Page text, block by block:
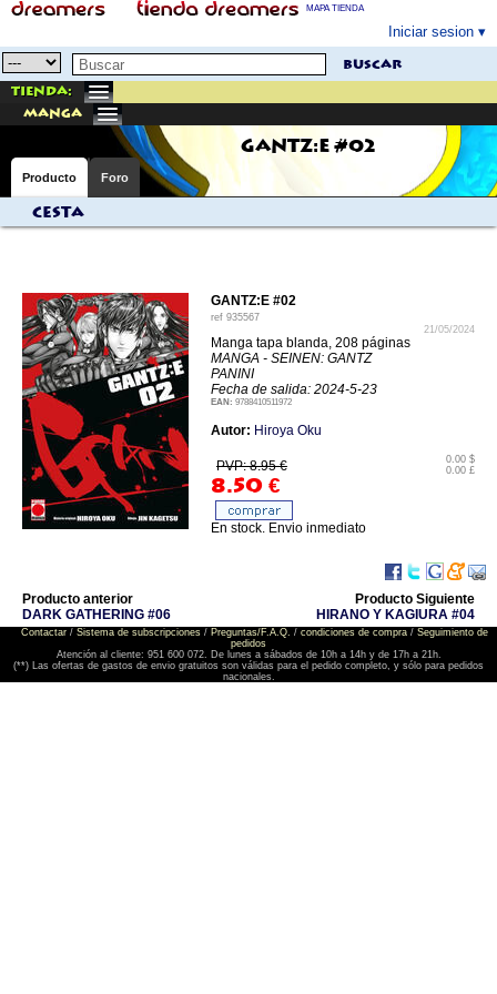
MAPA TIENDA
Iniciar sesion
buscar
Tienda:
manga
GANTZ:E #02
Producto Foro
Cesta
GANTZ:E #02
ref 935567
21/05/2024
Manga tapa blanda, 208 páginas
MANGA - SEINEN: GANTZ
PANINI
Fecha de salida: 2024-5-23
EAN: 9788410511972
Autor: Hiroya Oku
PVP: 8.95 €
8.50 €
0.00 $
0.00 £
En stock. Envio inmediato
Producto anterior
DARK GATHERING #06
Producto Siguiente
HIRANO Y KAGIURA #04
Contactar/ Sistema de subscripciones/ Preguntas/F.A.Q. / condiciones de compra/ Seguimiento de
pedidos
Atención al cliente: 951 600 072. De lunes a sábados de 10h a 14h y de 17h a 21h.
(**) Las ofertas de gastos de envio gratuitos son válidas para el pedido completo, y sólo para pedidos
nacionales.